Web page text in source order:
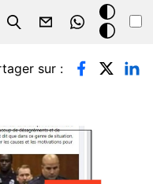
Search
Mode
sombre
sur :